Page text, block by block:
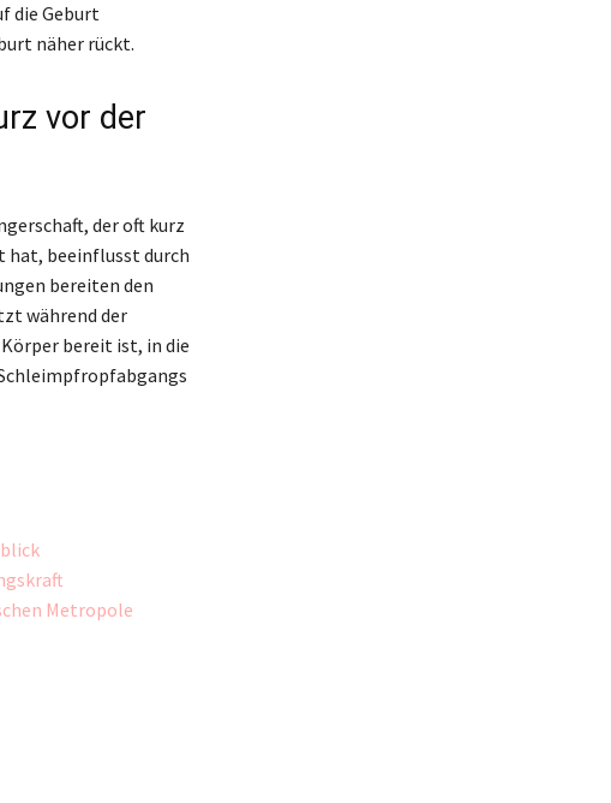
die Geburt
näher rückt.
vor der
der oft kurz
hat, beeinflusst durch
bereiten den
während der
bereit ist, in die
Metropole